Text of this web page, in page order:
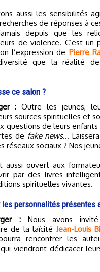
aussi les sensibilités
de réponses à
depuis que les
de violence. C’est
l’expression de Pierre
que la réalité
ce salon ?
: Outre les jeunes,
sources spirituelles et
questions de leurs enfants
de fake news…
réseaux sociaux ? Nos
aussi ouvert aux
par des livres
spirituelles vivantes.
personnalités présentes
:Nous avons
de la laïcitéJean-Louis
rencontrer les
viendront dédicacer